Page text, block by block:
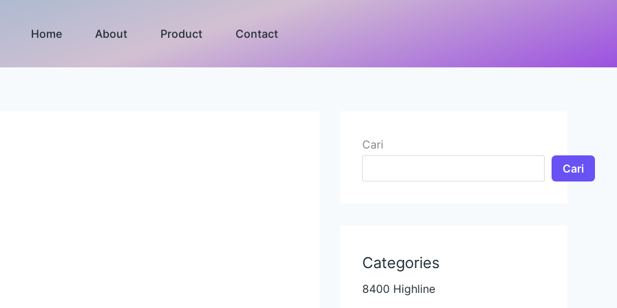
Home About Product Contact
Cari
Cari
Categories
8400 Highline